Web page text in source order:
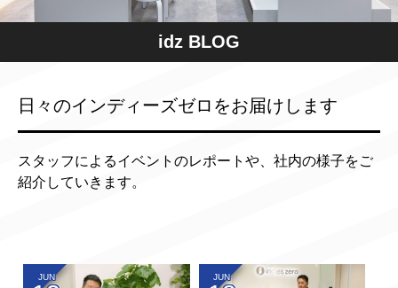
idz BLOG
日々のインディーズゼロをお届けします
スタッフによるイベントのレポートや、社内の様子をご
紹介していきます。
JUN JUN